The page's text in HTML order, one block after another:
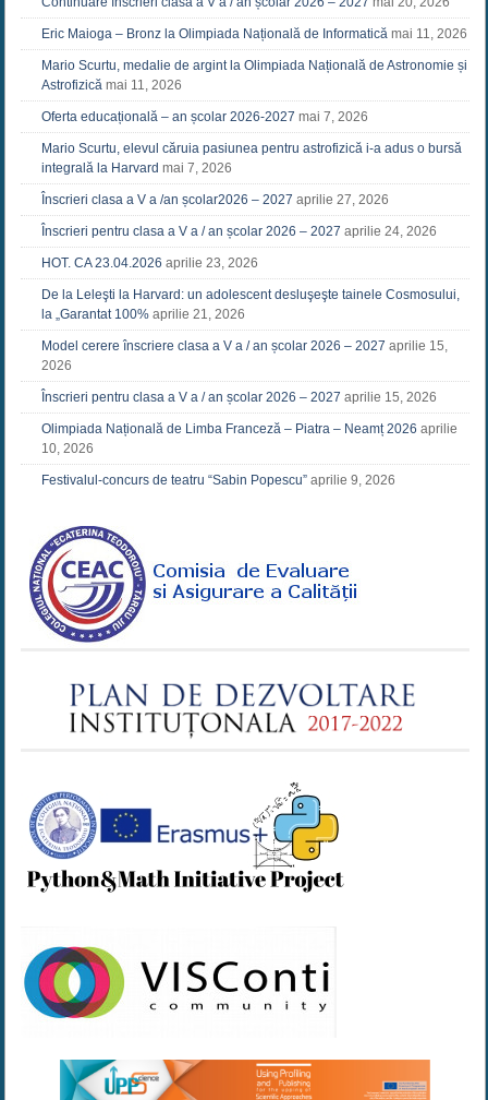
Eric Maioga – Bronz la Olimpiada Națională de Informatică mai 11, 2026
Mario Scurtu, medalie de argint la Olimpiada Națională de Astronomie și
Astrofizică mai 11, 2026
Oferta educațională – an școlar 2026-2027 mai 7, 2026
Mario Scurtu, elevul căruia pasiunea pentru astrofizică i-a adus o bursă
integrală la Harvard mai 7, 2026
Înscrieri clasa a V a /an școlar2026 – 2027 aprilie 27, 2026
Înscrieri pentru clasa a V a / an școlar 2026 – 2027 aprilie 24, 2026
HOT. CA 23.04.2026 aprilie 23, 2026
De la Leleşti la Harvard: un adolescent desluşeşte tainele Cosmosului,
la „Garantat 100% aprilie 21, 2026
Model cerere înscriere clasa a V a / an școlar 2026 – 2027 aprilie 15,
2026
Înscrieri pentru clasa a V a / an școlar 2026 – 2027 aprilie 15, 2026
Olimpiada Națională de Limba Franceză – Piatra – Neamț 2026 aprilie
10, 2026
Festivalul-concurs de teatru “Sabin Popescu” aprilie 9, 2026